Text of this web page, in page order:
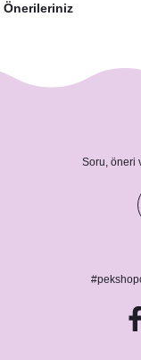
Önerileriniz
Soru, öneri